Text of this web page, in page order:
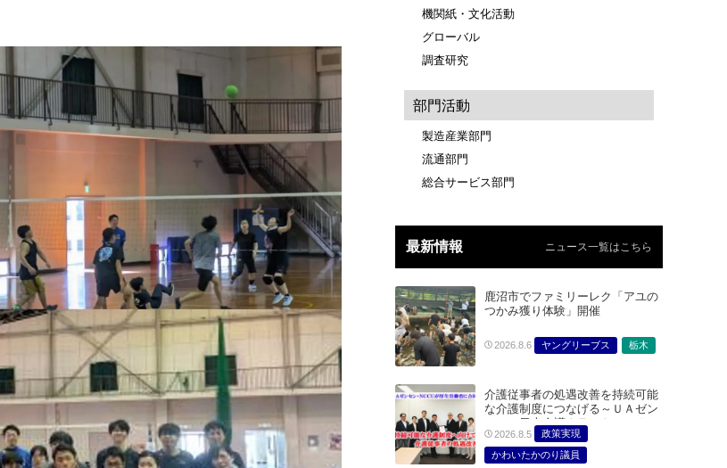
機関紙・文化活動
グローバル
調査研究
部門活動
製造産業部門
流通部門
総合サービス部門
最新情報 ニュース一覧はこちら
鹿沼市でファミリーレク「アユの
つかみ獲り体験」開催
2026.8.6 ヤングリーブス 栃木
介護従事者の処遇改善を持続可能
な介護制度につなげる～ＵＡゼン
セン・日本介護クラフトユニオン
合同で厚生労働省に対する要請を
実施～
2026.8.5
政策実現
かわいたかのり議員